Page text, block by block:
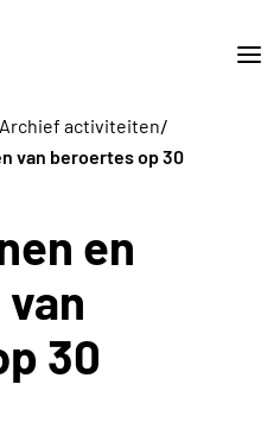
Archief activiteiten/
van beroertes op 30
en
30